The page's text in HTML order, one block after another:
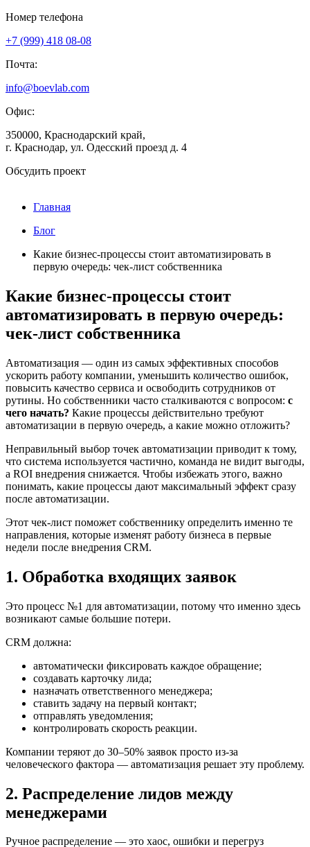
Номер телефона
+7 (999) 418 08-08
Почта:
info@boevlab.com
Офис:
350000, Краснодарский край,
г. Краснодар, ул. Одесский проезд д. 4
Обсудить проект
Главная
Блог
Какие бизнес-процессы стоит автоматизировать в
первую очередь: чек-лист собственника
Какие бизнес-процессы стоит
автоматизировать в первую очередь:
чек-лист собственника
Автоматизация — один из самых эффективных способов
ускорить работу компании, уменьшить количество ошибок,
повысить качество сервиса и освободить сотрудников от
рутины. Но собственники часто сталкиваются с вопросом: с
чего начать? Какие процессы действительно требуют
автоматизации в первую очередь, а какие можно отложить?
Неправильный выбор точек автоматизации приводит к тому,
что система используется частично, команда не видит выгоды,
а ROI внедрения снижается. Чтобы избежать этого, важно
понимать, какие процессы дают максимальный эффект сразу
после автоматизации.
Этот чек-лист поможет собственнику определить именно те
направления, которые изменят работу бизнеса в первые
недели после внедрения CRM.
1. Обработка входящих заявок
Это процесс №1 для автоматизации, потому что именно здесь
возникают самые большие потери.
CRM должна:
автоматически фиксировать каждое обращение;
создавать карточку лида;
назначать ответственного менеджера;
ставить задачу на первый контакт;
отправлять уведомления;
контролировать скорость реакции.
Компании теряют до 30–50% заявок просто из-за
человеческого фактора — автоматизация решает эту проблему.
2. Распределение лидов между
менеджерами
Ручное распределение — это хаос, ошибки и перегруз